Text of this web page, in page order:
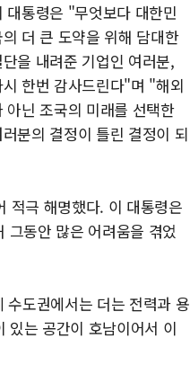
대통령은 "무엇보다 대한민
더 큰 도약을 위해 담대한
단을 내려준 기업인 여러분,
시 한번 감사드린다"며 "해외
아닌 조국의 미래를 선택한
러분의 결정이 틀린 결정이 되
적극 해명했다. 이 대통령은
동안 많은 어려움을 겪었
도권에서는 더는 전력과 용
있는 공간이 호남이어서 이